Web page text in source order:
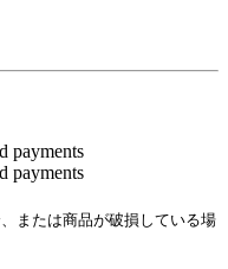
または商品が破損している場